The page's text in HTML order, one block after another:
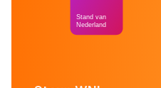
Stand van
Nederland